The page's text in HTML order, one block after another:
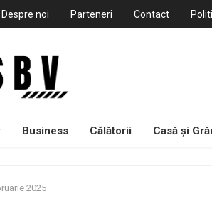
Despre noi Parteneri Contact
Business Călătorii Casă și
2025